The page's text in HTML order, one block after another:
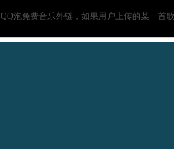
QQ泡免费音乐外链，如果用户上传的某一首